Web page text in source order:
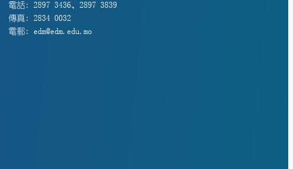
電話: 2897 3436、2897 3839
傳真: 2834 0032
電郵: edm@edm.edu.mo